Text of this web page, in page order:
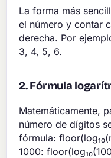
La forma más
el número y contar
derecha. Por
3, 4, 5, 6.
2. Fórmula
Matemáticamente,
número de dígitos
fórmula:
1000: